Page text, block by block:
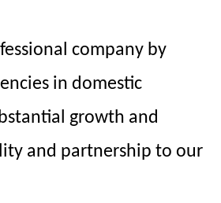
company by
in domestic
growth and
and partnership to our